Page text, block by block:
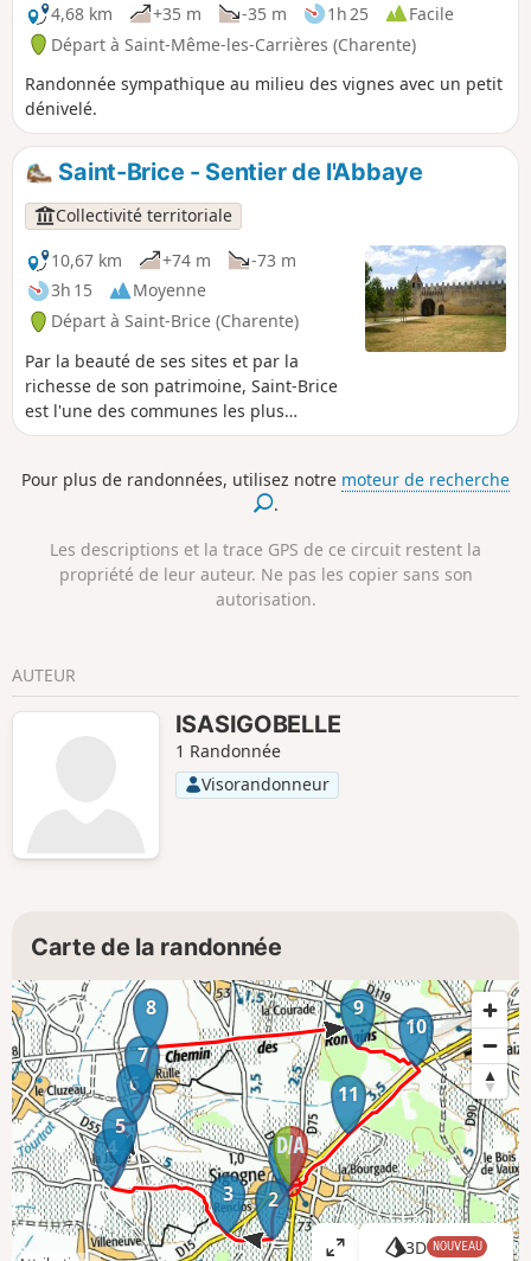
4,68 km
+35 m -35 m 1h 25
Facile
Départ à Saint-Même-les-Carrières (Charente)
Randonnée sympathique au milieu des vignes avec un petit
dénivelé.
Saint-Brice - Sentier de l'Abbaye
Collectivité territoriale
10,67 km
+74 m
-73 m
3h 15
Moyenne
Départ à Saint-Brice (Charente)
Par la beauté de ses sites et par la
richesse de son patrimoine, Saint-Brice
est l'une des communes les plus
pittoresques du Cognaçais. Dans l'écrin
Charente et de la Soloire, l'homme a
depuis longtemps élevé des édifices
abbayes, châteaux et logis, toutes ces
constructions étant d'une facture
particulièrement soignée.
Pour plus de randonnées, utilisez notre moteur de recherche
.
Les descriptions et la trace GPS de ce circuit restent la
propriété de leur auteur. Ne pas les copier sans son
autorisation.
AUTEUR
ISASIGOBELLE
1 Randonnée
Visorandonneur
Carte de la randonnée
1
2
3
4
5
6
7
8 9
10
11
3D NOUVEAU